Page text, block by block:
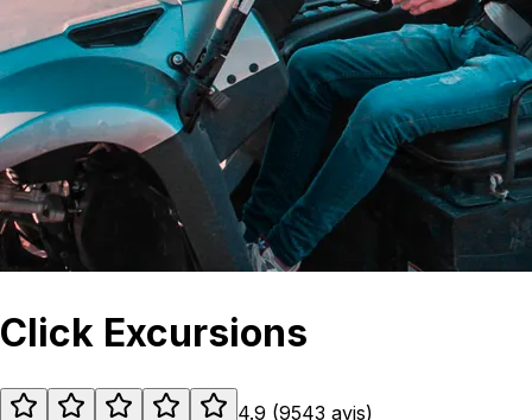
Click Excursions
4.9 (9543 avis)